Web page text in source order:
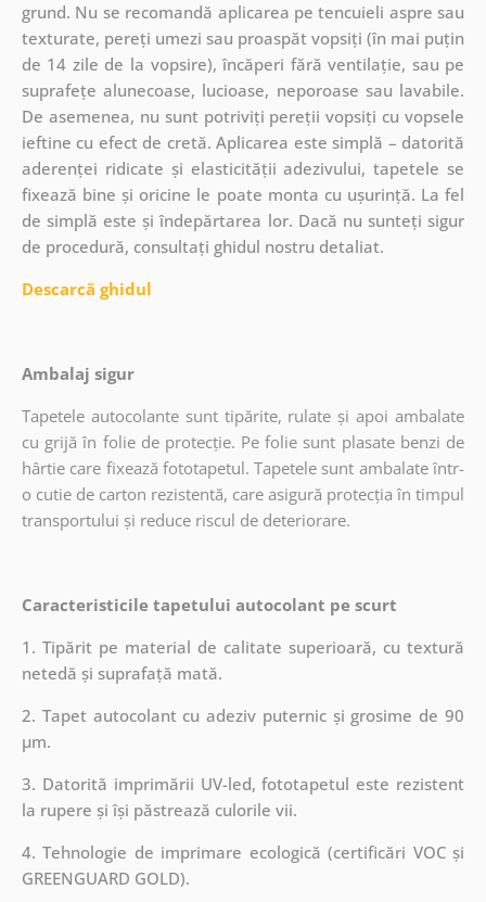
grund. Nu se recomandă aplicarea pe tencuieli aspre sau
texturate, pereți umezi sau proaspăt vopsiți (în mai puțin
de 14 zile de la vopsire), încăperi fără ventilație, sau pe
suprafețe alunecoase, lucioase, neporoase sau lavabile.
De asemenea, nu sunt potriviți pereții vopsiți cu vopsele
ieftine cu efect de cretă. Aplicarea este simplă – datorită
aderenței ridicate și elasticității adezivului, tapetele se
fixează bine și oricine le poate monta cu ușurință. La fel
de simplă este și îndepărtarea lor. Dacă nu sunteți sigur
de procedură, consultați ghidul nostru detaliat.
Descarcă ghidul
Ambalaj sigur
Tapetele autocolante sunt tipărite, rulate și apoi ambalate
cu grijă în folie de protecție. Pe folie sunt plasate benzi de
hârtie care fixează fototapetul. Tapetele sunt ambalate într-
o cutie de carton rezistentă, care asigură protecția în timpul
transportului și reduce riscul de deteriorare.
Caracteristicile tapetului autocolant pe scurt
1. Tipărit pe material de calitate superioară, cu textură
netedă și suprafață mată.
2. Tapet autocolant cu adeziv puternic și grosime de 90
µm.
3. Datorită imprimării UV-led, fototapetul este rezistent
la rupere și își păstrează culorile vii.
4. Tehnologie de imprimare ecologică (certificări VOC și
GREENGUARD GOLD).